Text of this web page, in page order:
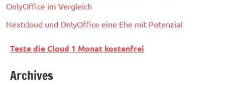
OnlyOffice im Vergleich
Nextcloud und OnlyOffice eine Ehe mit Potenzial
Teste die Cloud 1 Monat kostenfrei
Archives